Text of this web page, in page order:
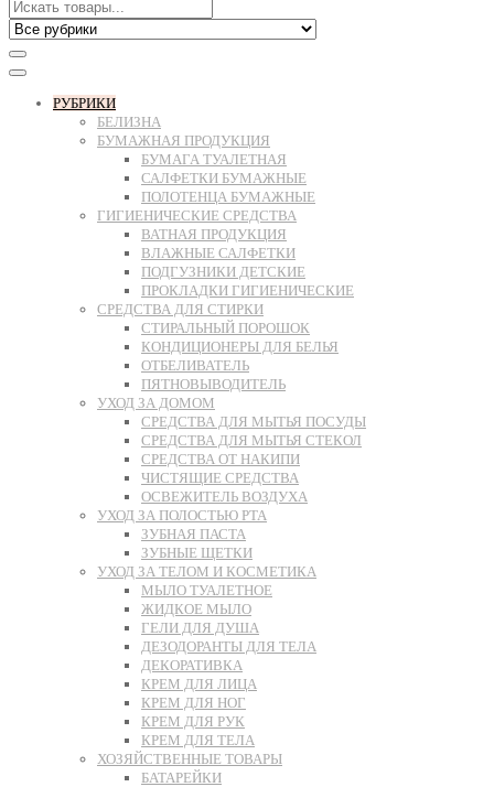
РУБРИКИ
БЕЛИЗНА
БУМАЖНАЯ ПРОДУКЦИЯ
БУМАГА ТУАЛЕТНАЯ
САЛФЕТКИ БУМАЖНЫЕ
ПОЛОТЕНЦА БУМАЖНЫЕ
ГИГИЕНИЧЕСКИЕ СРЕДСТВА
ВАТНАЯ ПРОДУКЦИЯ
ВЛАЖНЫЕ САЛФЕТКИ
ПОДГУЗНИКИ ДЕТСКИЕ
ПРОКЛАДКИ ГИГИЕНИЧЕСКИЕ
СРЕДСТВА ДЛЯ СТИРКИ
СТИРАЛЬНЫЙ ПОРОШОК
КОНДИЦИОНЕРЫ ДЛЯ БЕЛЬЯ
ОТБЕЛИВАТЕЛЬ
ПЯТНОВЫВОДИТЕЛЬ
УХОД ЗА ДОМОМ
СРЕДСТВА ДЛЯ МЫТЬЯ ПОСУДЫ
СРЕДСТВА ДЛЯ МЫТЬЯ СТЕКОЛ
СРЕДСТВА ОТ НАКИПИ
ЧИСТЯЩИЕ СРЕДСТВА
ОСВЕЖИТЕЛЬ ВОЗДУХА
УХОД ЗА ПОЛОСТЬЮ РТА
ЗУБНАЯ ПАСТА
ЗУБНЫЕ ЩЕТКИ
УХОД ЗА ТЕЛОМ И КОСМЕТИКА
МЫЛО ТУАЛЕТНОЕ
ЖИДКОЕ МЫЛО
ГЕЛИ ДЛЯ ДУША
ДЕЗОДОРАНТЫ ДЛЯ ТЕЛА
ДЕКОРАТИВКА
КРЕМ ДЛЯ ЛИЦА
КРЕМ ДЛЯ НОГ
КРЕМ ДЛЯ РУК
КРЕМ ДЛЯ ТЕЛА
ХОЗЯЙСТВЕННЫЕ ТОВАРЫ
БАТАРЕЙКИ